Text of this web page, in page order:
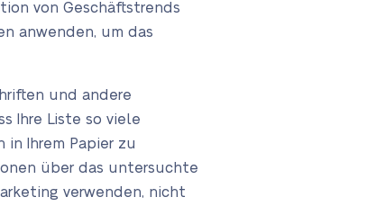
von Geschäftstrends
anwenden, um das
und andere
Ihre Liste so viele
Ihrem Papier zu
über das untersuchte
verwenden, nicht